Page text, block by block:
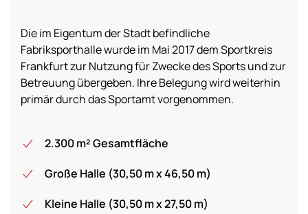
Die im Eigentum der Stadt befindliche
Fabriksporthalle wurde im Mai 2017 dem Sportkreis
Frankfurt zur Nutzung für Zwecke des Sports und zur
Betreuung übergeben. Ihre Belegung wird weiterhin
primär durch das Sportamt vorgenommen.
2.300 m² Gesamtfläche
Große Halle (30,50 m x 46,50 m)
Kleine Halle (30,50 m x 27,50 m)